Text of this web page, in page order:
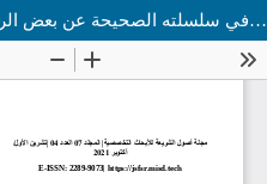
دراسة قول الشيخ الألباني في سلسلته الصحيحة عن بعض الرواة (لم أعرفه) وهم معروفون